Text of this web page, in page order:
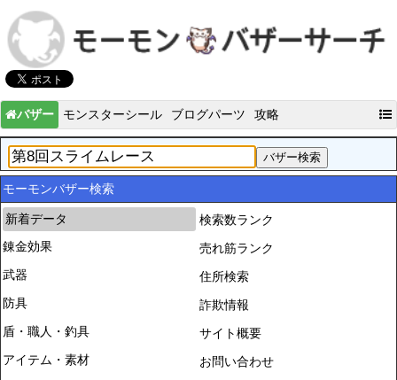
バザー モンスターシール ブログパーツ 攻略
モーモンバザー検索
新着データ
錬金効果
武器
防具
盾・職人・釣具
アイテム・素材
検索数ランク
売れ筋ランク
住所検索
詐欺情報
サイト概要
お問い合わせ